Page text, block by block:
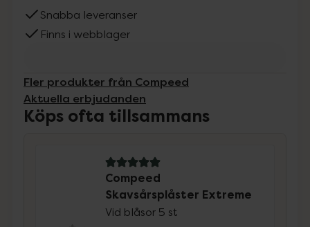
Snabba leveranser
Finns i webblager
Fler produkter från Compeed
Aktuella erbjudanden
Köps ofta tillsammans
5 av 5 i omdöme
Compeed
Skavsårsplåster Extreme
Vid blåsor 5 st